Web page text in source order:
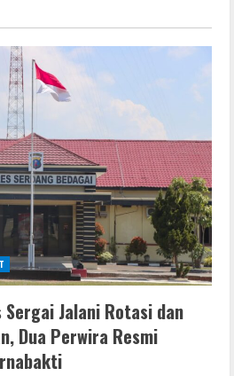
Jalani Rotasi dan
Dua Perwira Resmi